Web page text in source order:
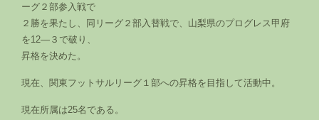
ーグ２部参入戦で
２勝を果たし、同リーグ２部入替戦で、山梨県のプログレス甲府
を12―３で破り、
昇格を決めた。
現在、関東フットサルリーグ１部への昇格を目指して活動中。
現在所属は25名である。